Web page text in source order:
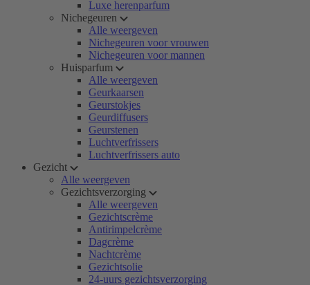
Luxe herenparfum
Nichegeuren
Alle weergeven
Nichegeuren voor vrouwen
Nichegeuren voor mannen
Huisparfum
Alle weergeven
Geurkaarsen
Geurstokjes
Geurdiffusers
Geurstenen
Luchtverfrissers
Luchtverfrissers auto
Gezicht
Alle weergeven
Gezichtsverzorging
Alle weergeven
Gezichtscrème
Antirimpelcrème
Dagcrème
Nachtcrème
Gezichtsolie
24-uurs gezichtsverzorging